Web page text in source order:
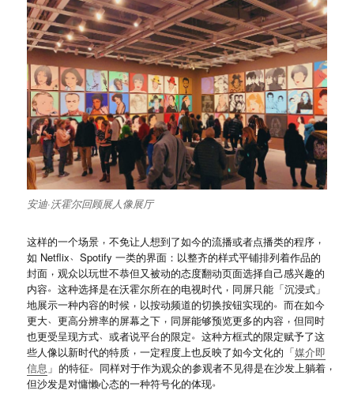
安迪·沃霍尔回顾展人像展厅
这样的一个场景 ， 不免让人想到了如今的流播或者点播类的程序 ，
如 Netflix、 Spotify 一类的界面 ： 以整齐的样式平铺排列着作品的
封面 ， 观众以玩世不恭但又被动的态度翻动页面选择自己感兴趣的
内容。 这种选择是在沃霍尔所在的电视时代 ， 同屏只能 「沉浸式」
地展示一种内容的时候 ， 以按动频道的切换按钮实现的。 而在如今
更大、 更高分辨率的屏幕之下 ， 同屏能够预览更多的内容 ， 但同时
也更受呈现方式、 或者说平台的限定。 这种方框式的限定赋予了这
些人像以新时代的特质 ， 一定程度上也反映了如今文化的 「媒介即
信息 」 的特征。 同样对于作为观众的参观者不见得是在沙发上躺着，
但沙发是对慵懒心态的一种符号化的体现。